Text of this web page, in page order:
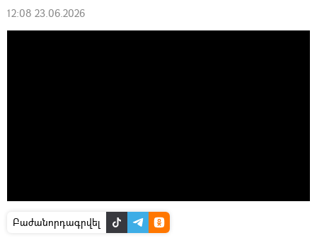
12:08 23.06.2026
Բաժանորդագրվել